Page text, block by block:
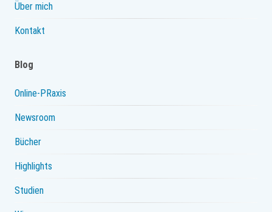
Über mich
Kontakt
Blog
Online-PRaxis
Newsroom
Bücher
Highlights
Studien